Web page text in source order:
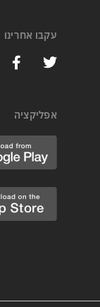
עקבו אחרינו
אפליקציה